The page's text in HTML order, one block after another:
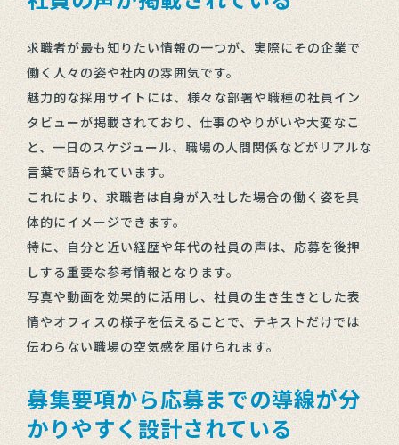
求職者が最も知りたい情報の一つが、実際にその企業で
働く人々の姿や社内の雰囲気です。
魅力的な採用サイトには、様々な部署や職種の社員イン
タビューが掲載されており、仕事のやりがいや大変なこ
と、一日のスケジュール、職場の人間関係などがリアルな
言葉で語られています。
これにより、求職者は自身が入社した場合の働く姿を具
体的にイメージできます。
特に、自分と近い経歴や年代の社員の声は、応募を後押
しする重要な参考情報となります。
写真や動画を効果的に活用し、社員の生き生きとした表
情やオフィスの様子を伝えることで、テキストだけでは
伝わらない職場の空気感を届けられます。
募集要項から応募までの導線が分
かりやすく設計されている